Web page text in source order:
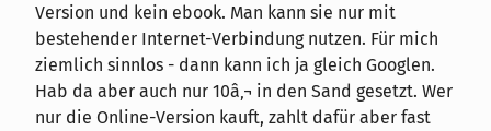
Version und kein ebook. Man kann sie nur mit
bestehender Internet-Verbindung nutzen. Für mich
ziemlich sinnlos - dann kann ich ja gleich Googlen.
Hab da aber auch nur 10â‚¬ in den Sand gesetzt. Wer
nur die Online-Version kauft, zahlt dafür aber fast